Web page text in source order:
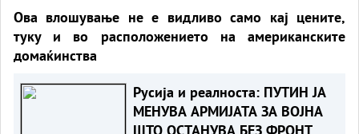
Ова влошување не е видливо само кај цените,
туку и во расположението на американските
домаќинства
Русија и реалноста: ПУТИН ЈА
МЕНУВА АРМИЈАТА ЗА ВОЈНА
ШТО ОСТАНУВА БЕЗ ФРОНТ